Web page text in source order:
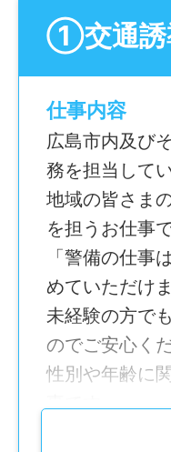
①交通誘
仕事内容
広島市内及び
務を担当して
地域の皆さま
を担うお仕事で
「警備の仕
めていただけま
未経験の方で
のでご安心くだ
性別や年齢に